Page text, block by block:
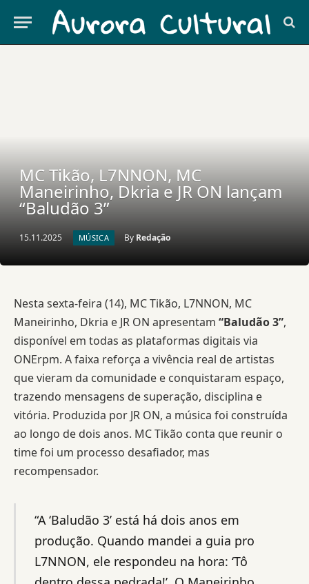
MC Tikão, L7NNON, MC
Maneirinho, Dkria e JR ON lançam
“Baludão 3”
15.11.2025 MÚSICA By Redação
Nesta sexta-feira (14), MC Tikão, L7NNON, MC
Maneirinho, Dkria e JR ON apresentam “Baludão 3”,
disponível em todas as plataformas digitais via
ONErpm. A faixa reforça a vivência real de artistas
que vieram da comunidade e conquistaram espaço,
trazendo mensagens de superação, disciplina e
vitória. Produzida por JR ON, a música foi construída
ao longo de dois anos. MC Tikão conta que reunir o
time foi um processo desafiador, mas
recompensador.
“A ‘Baludão 3’ está há dois anos em
produção. Quando mandei a guia pro
L7NNON, ele respondeu na hora: ‘Tô